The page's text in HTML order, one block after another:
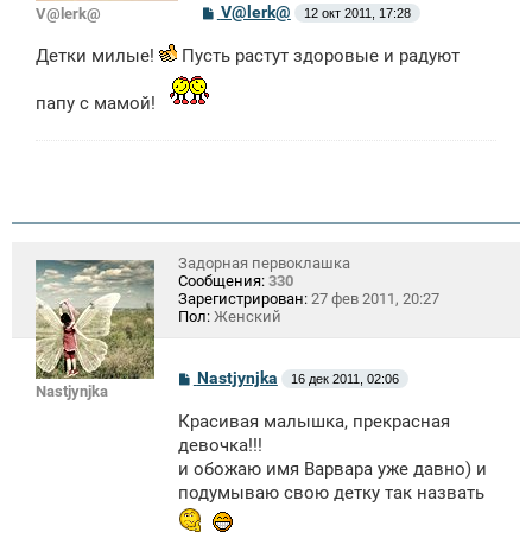
V@lerk@
С
б
V@lerk@ 12 окт 2011, 17:28
Детки милые! Пусть растут здоровые и радуют
папу с мамой!
Nastjynjka
Задорная первоклашка
Сообщения: 330
Зарегистрирован: 27 фев 2011, 20:27
Пол: Женский
С
б
щ
н
и
е
Nastjynjka 16 дек 2011, 02:06
Красивая малышка, прекрасная
девочка!!!
и обожаю имя Варвара уже давно) и
подумываю свою детку так назвать